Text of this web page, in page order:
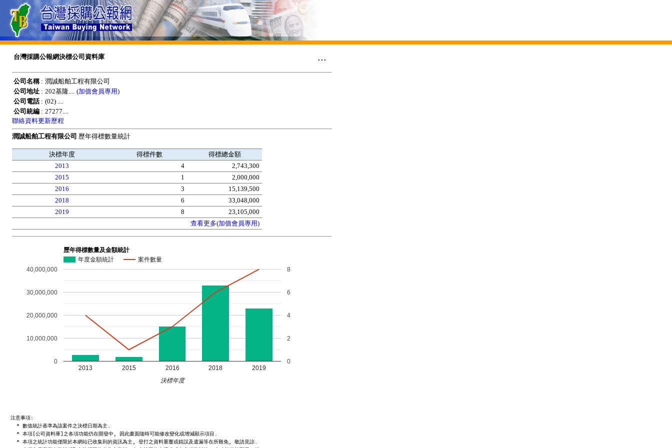
台灣採購公報網決標公司資料庫 ...
公司名稱: 潤誠船舶工程有限公司
公司地址 : 202基隆.... (加值會員專用)
公司電話: (02) ....
公司統編 : 27277....
聯絡資料更新歷程
潤誠船舶工程有限公司 歷年得標數量統計
決標年度 得標件數
得標總金額
2013
4
2,743,300
2015
1
2,000,000
2016
3
15,139,500
2018
6
33,048,000
2019
8
23,105,000
查看更多(加值會員專用)
歷年得標數量及金額統計
年度金額統計
案件數量
2013 2015 2016 2018 2019
0
10,000,000
20,000,000
30,000,000
40,000,000
0
2
4
6
8
決標年度
注意事項:
  * 數值統計基準為該案件之決標日期為主.
  * 本項[公司資料庫]之各項功能仍在開發中, 因此畫面隨時可能修改變化或增減顯示項目.
  * 本項之統計功能僅限於本網站已收集到的資訊為主, 登打之資料重覆或錯誤及遺漏等在所難免, 敬請見諒.